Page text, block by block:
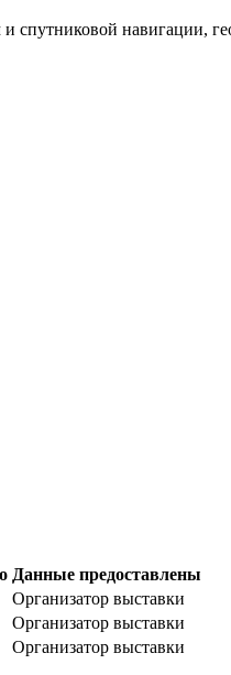
спутниковой навигации,
Данные предоставлены
Организатор выставки
Организатор выставки
Организатор выставки